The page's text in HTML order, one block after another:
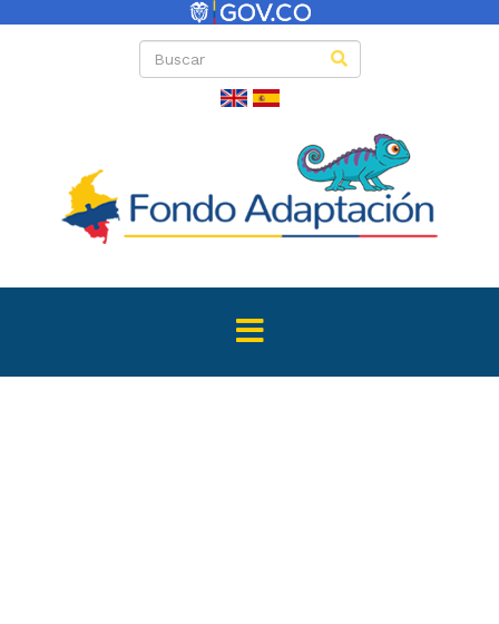
Directas